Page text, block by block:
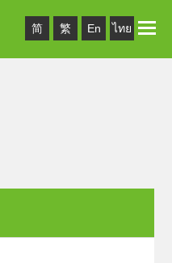
简 繁 En ไทย Toggle